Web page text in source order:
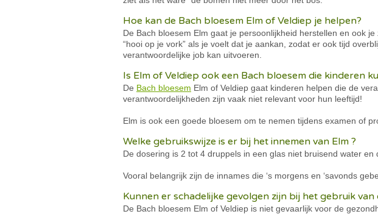
Hoe kan de Bach bloesem Elm of Veldiep je helpen?
De Bach bloesem Elm gaat je persoonlijkheid herstellen en ook
“hooi op je vork” als je voelt dat je aankan, zodat er ook tijd
verantwoordelijke job kan uitvoeren.
Is Elm of Veldiep ook een Bach bloesem die kinderen
De Bach bloesem Elm of Veldiep gaat kinderen helpen die de
verantwoordelijkheden zijn vaak niet relevant voor hun leeftijd!
Elm is ook een goede bloesem om te nemen tijdens examen of
Welke gebruikswijze is er bij het innemen van Elm ?
De dosering is 2 tot 4 druppels in een glas niet bruisend water en
Vooral belangrijk zijn de innames die ‘s morgens en ‘savonds
Kunnen er schadelijke gevolgen zijn bij het gebruik van
De Bach bloesem Elm of Veldiep is niet gevaarlijk voor de